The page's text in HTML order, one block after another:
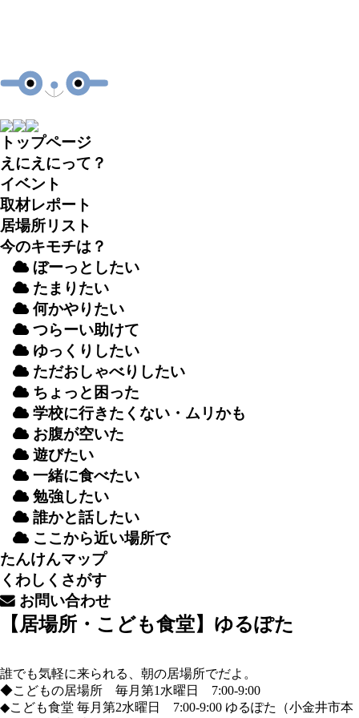
トップページ
えにえにって？
イベント
取材レポート
居場所リスト
今のキモチは？
ぼーっとしたい
たまりたい
何かやりたい
つらーい助けて
ゆっくりしたい
ただおしゃべりしたい
ちょっと 困 った
学校に行きたくない・ムリかも
お腹が空いた
遊びたい
一緒に食べたい
勉強したい
誰かと話したい
ここから近い場所で
たんけんマップ
くわしくさがす
お問い合わせ
【居場所・こども食堂】ゆるぽた
誰でも気軽に来られる、朝の居場所でだよ。
◆こどもの居場所 毎月第1水曜日 7:00-9:00
◆こども食堂 毎月第2水曜日 7:00-9:00 ゆるぽた（小金井市本